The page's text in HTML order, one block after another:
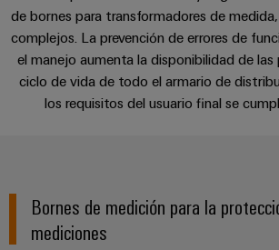
Centro
de
datos
Soluciones
y
datos:
eficientes,
fiables
edge
computing
Cuadro
de
campo
Cables
de
conexión,
cables
de
cables
Interfaces
Ingeniería
digital
Weidmüller
conectores
para
Orange
Mag
|
Customer
Magazine
Recursos
Humanos
Vídeo
Regletas de bornes premontadas
Asesoramiento y soporte
de bornes para transformadores de
complejos. La prevención de errores de
el manejo aumenta la disponibilidad de
ciclo de vida de todo el armario de
los requisitos del usuario final se
Bornes de medición para la
mediciones